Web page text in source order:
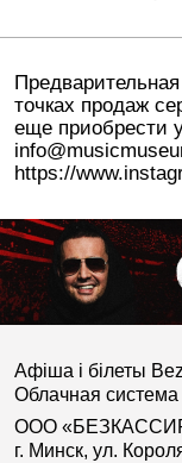
точках продаж
еще приобрести
https://
Афіша і білеты
Облачная
ООО
г. Минск, ул.